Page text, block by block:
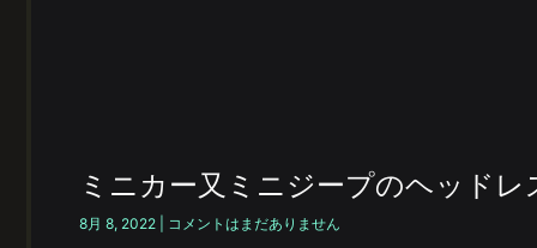
ミニカー又ミニジープのヘッドレ
8月 8, 2022 コメントはまだありません